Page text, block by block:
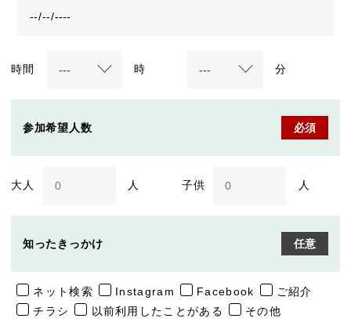
時間 時 分
参加希望人数 必須
大人 人 子供 人
知ったきっかけ 任意
ネット検索 Instagram Facebook
ご紹介
チラシ
以前利用したことがある その他